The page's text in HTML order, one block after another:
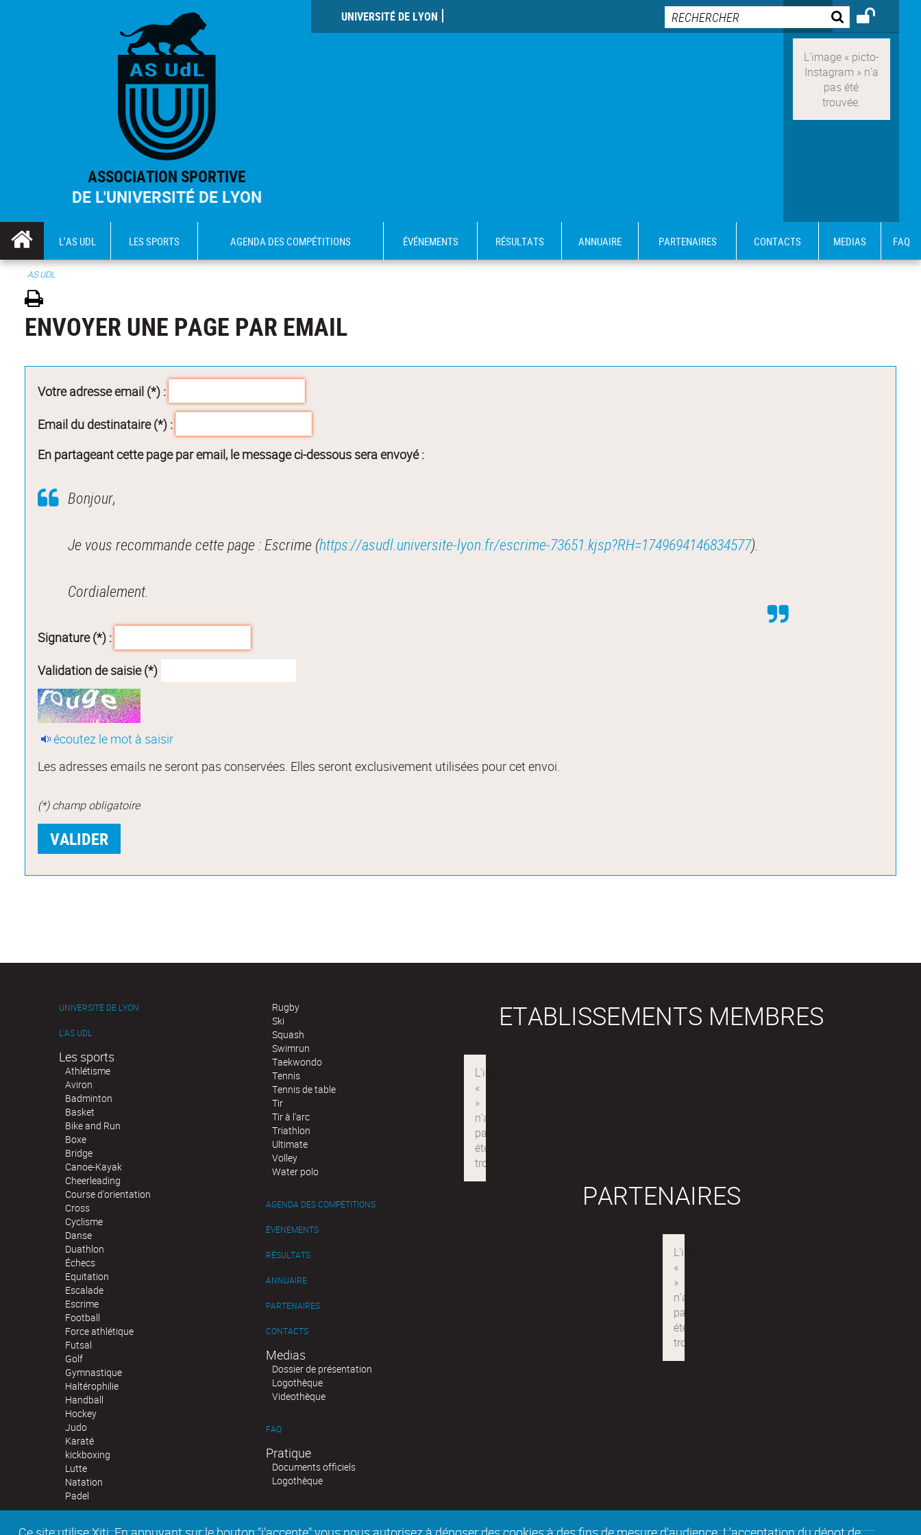
ASSOCIATION SPORTIVE
DE L'UNIVERSITÉ DE LYON
UNIVERSITÉ DE LYON
L'AS UDL LES SPORTS AGENDA DES COMPÉTITIONS ÉVÉNEMENTS RÉSULTATS ANNUAIRE PARTENAIRES CONTACTS MEDIAS FAQ
AS UDL
ENVOYER UNE PAGE PAR EMAIL
Votre adresse email (*) :
Email du destinataire (*) :
En partageant cette page par email, le message ci-dessous sera envoyé :
Bonjour,
Je vous recommande cette page : Escrime (https://asudl.universite-lyon.fr/escrime-73651.kjsp?RH=1749694146834577).
Cordialement.
Signature (*) :
Validation de saisie (*)
écoutez le mot à saisir
Les adresses emails ne seront pas conservées. Elles seront exclusivement utilisées pour cet envoi.
(*) champ obligatoire
UNIVERSITÉ DE LYON
L'AS UDL
Les sports
Athlétisme
Aviron
Badminton
Basket
Bike and Run
Boxe
Bridge
Canoe-Kayak
Cheerleading
Course d'orientation
Cross
Cyclisme
Danse
Duathlon
Échecs
Equitation
Escalade
Escrime
Football
Force athlétique
Futsal
Golf
Gymnastique
Haltérophilie
Handball
Hockey
Judo
Karaté
kickboxing
Lutte
Natation
Padel
Rugby
Ski
Squash
Swimrun
Taekwondo
Tennis
Tennis de table
Tir
Tir à l'arc
Triathlon
Ultimate
Volley
Water polo
AGENDA DES COMPÉTITIONS
ÉVÉNEMENTS
RÉSULTATS
ANNUAIRE
PARTENAIRES
CONTACTS
Medias
Dossier de présentation
Logothèque
Videothèque
FAQ
Pratique
Documents officiels
Logothèque
ETABLISSEMENTS MEMBRES
PARTENAIRES